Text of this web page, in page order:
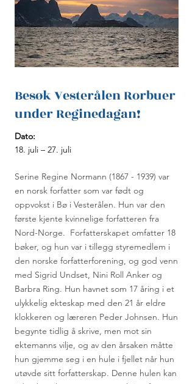
Besøk Vesterålen Rorbuer
under Reginedagan!
Dato:
18. juli – 27. juli
Serine Regine Normann (1867 - 1939) var
en norsk forfatter som var født og
oppvokst i Bø i Vesterålen. Hun var den
første kjente kvinnelige forfatteren fra
Nord-Norge. Forfatterskapet omfatter 18
bøker, og hun var i tillegg styremedlem i
den norske forfatterforening, og god venn
med Sigrid Undset, Nini Roll Anker og
Barbra Ring. Hun havnet som 17 åring i et
ulykkelig ekteskap med den 21 år eldre
klokkeren og læreren Peder Johnsen. Hun
begynte tidlig å skrive, men mot sin
ektemanns vilje, og av den årsaken måtte
hun gjemme seg i en hule i fjellet når hun
utøvde sitt forfatterskap. Denne hulen kan